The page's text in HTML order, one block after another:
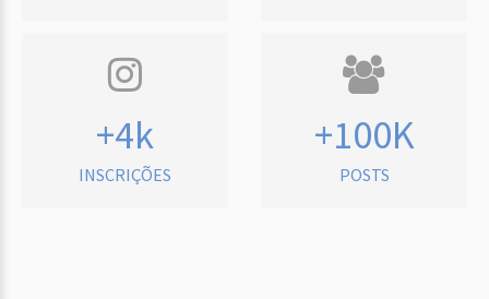
+4k
INSCRIÇÕES
+100K
POSTS